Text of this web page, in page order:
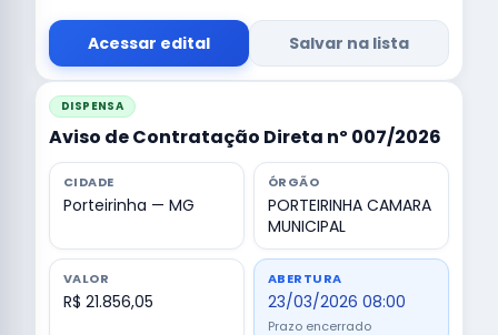
Acessar edital Salvar na lista
DISPENSA
Aviso de Contratação Direta nº 007/2026
CIDADE
Porteirinha — MG
ÓRGÃO
PORTEIRINHA CAMARA
MUNICIPAL
VALOR
R$ 21.856,05
ABERTURA
23/03/2026 08:00
Prazo encerrado